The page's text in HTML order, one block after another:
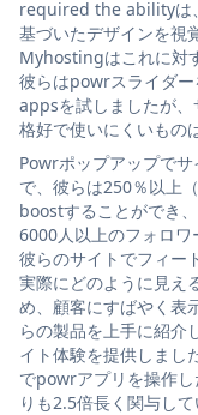
required the abilityは
基づいたデザインを視
Myhostingはこれに対
彼らはpowrスライダ
appsを試しましたが
格好で使いにくいもの
Powrポップアップで
で、彼らは250％以上
boostすることができ
6000人以上のフォロ
彼らのサイトでフィ
実際にどのように見え
め、顧客にすばやく表
らの製品を上手に紹介
イト体験を提供しまし
でpowrアプリを操作
りも2.5倍長く関与して